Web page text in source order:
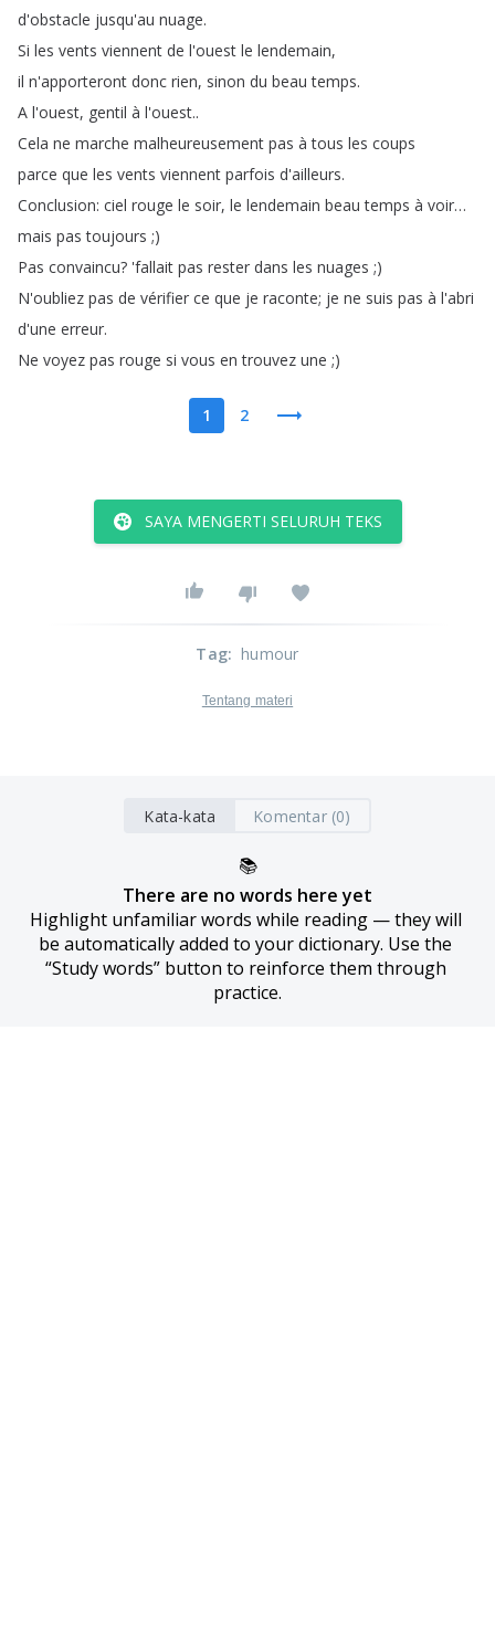
d'obstacle jusqu'au nuage.
Si les vents viennent de l'ouest le lendemain,
il n'apporteront donc rien, sinon du beau temps.
A l'ouest, gentil à l'ouest..
Cela ne marche malheureusement pas à tous les coups
parce que les vents viennent parfois d'ailleurs.
Conclusion: ciel rouge le soir, le lendemain beau temps à voir…
mais pas toujours ;)
Pas convaincu? 'fallait pas rester dans les nuages ;)
N'oubliez pas de vérifier ce que je raconte; je ne suis pas à l'abri
d'une erreur.
Ne voyez pas rouge si vous en trouvez une ;)
1 2
SAYA MENGERTI SELURUH TEKS
Tag: humour
Tentang materi
Kata-kata Komentar (0)
📚
There are no words here yet
Highlight unfamiliar words while reading — they will
be automatically added to your dictionary. Use the
“Study words” button to reinforce them through
practice.